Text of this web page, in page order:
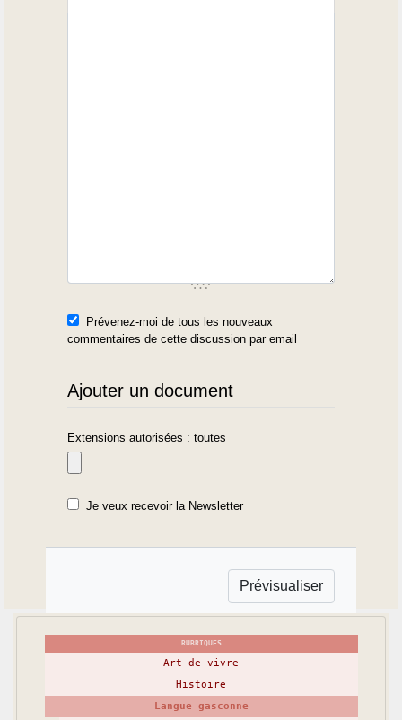
Prévenez-moi de tous les nouveaux
commentaires de cette discussion par email
Ajouter un document
Extensions autorisées : toutes
Je veux recevoir la Newsletter
RUBRIQUES
Art de vivre
Histoire
Langue gasconne